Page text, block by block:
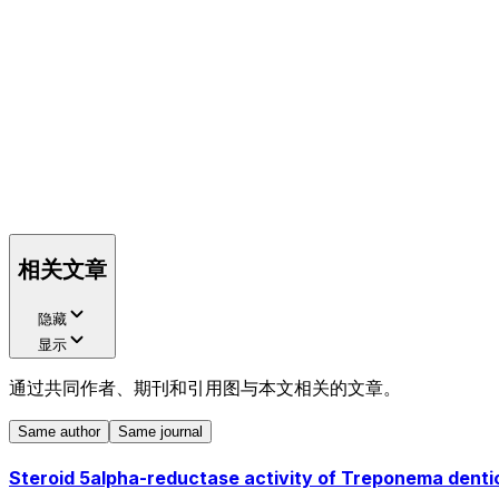
相关文章
隐藏
显示
通过共同作者、期刊和引用图与本文相关的文章。
Same author Same journal
Steroid 5alpha-reductase activity of Treponema